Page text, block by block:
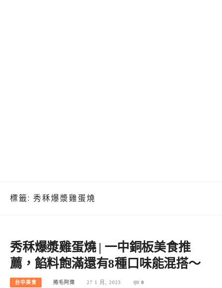
標籤: 秀秝爆漿雞蛋燒
秀秝爆漿雞蛋燒 | 一中銅板美食推
薦，餡料飽滿還有8種口味能混搭～
台中美食 捲毛阿偉 27 1 月, 2023 0